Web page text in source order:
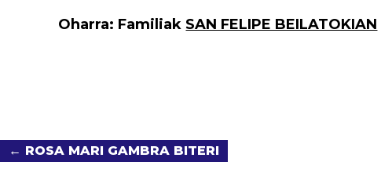
Oharra: Familiak SAN FELIPE BEILATOKIAN
← ROSA MARI GAMBRA BITERI